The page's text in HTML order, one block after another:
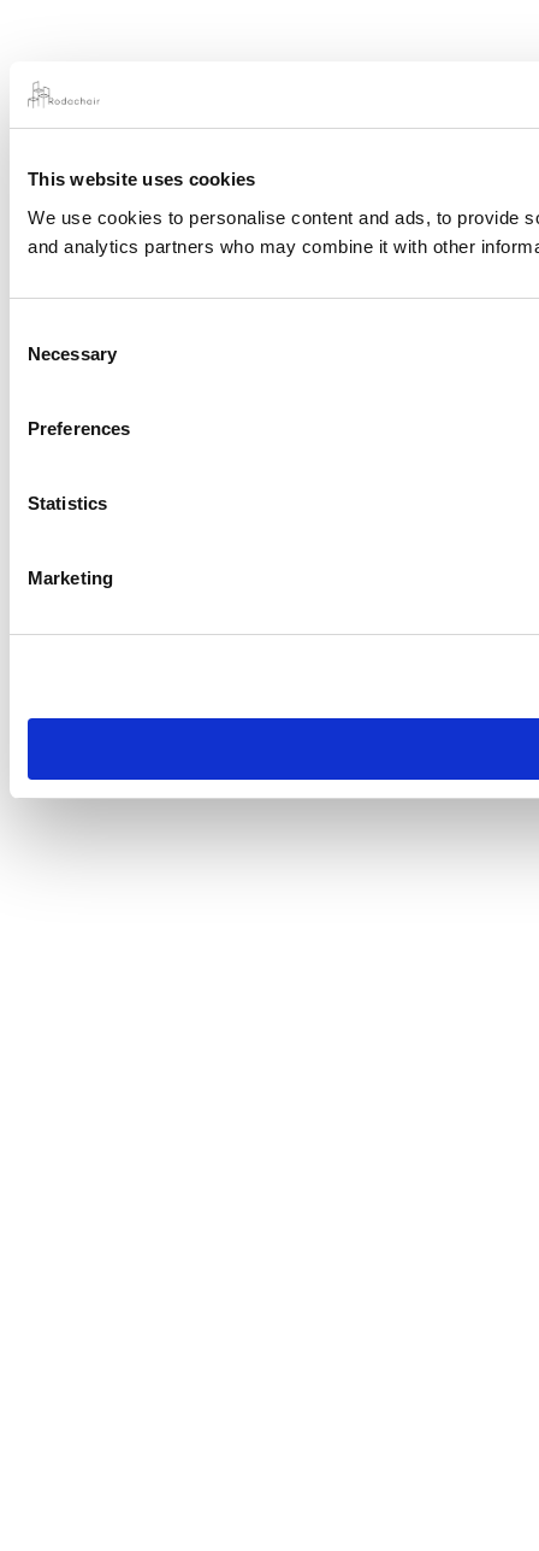
This website uses cookies
We use cookies to personalise content and ads, to provide
and analytics partners who may combine it with other
Selection
Necessary
Preferences
Statistics
Marketing